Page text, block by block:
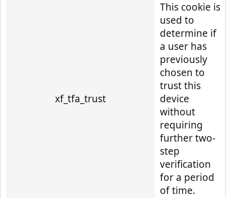
xf_tfa_trust
This cookie is
used to
determine if
a user has
previously
chosen to
trust this
device
without
requiring
further two-
step
verification
for a period
of time.